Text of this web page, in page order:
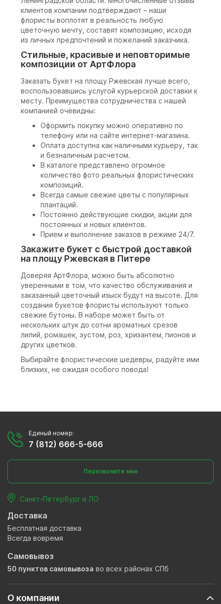
клиентов компании подтверждают – наши
флористы воплотят в реальность любую
цветочную мечту, составят композицию, исходя
из личных предпочтений и пожеланий заказчика.
Стильные, красивые и неповторимые
композиции от АртФлора
Заказать букет на площу Ржевская лучше всего,
воспользовавшись услугой курьерской доставки к
месту. Преимущества сотрудничества с нашей
компанией очевидны:
Оформить покупку можно оперативно по
телефону или на сайте интернет-магазина.
Оплата доступна как наличными курьеру, так
и безналичным расчетом.
В каталоге представлено огромное
количество фото реальных флористических
композиций.
Всегда самые свежие цветы с популярных
плантаций.
Постоянно действующие скидки, акции для
постоянных и новых клиентов.
Прием и выполнение заказов в режиме 24/7.
Закажите букет с быстрой доставкой
на площу Ржевская в Питере
Доверяя АртФлора, можно быть абсолютно
уверенными в том, что качество обслуживания и
заказанный цветочный изыск будут на высоте. Для
создания букетов флористы используют только
свежие бутоны. В наборе может быть от
нескольких штук до сотни ароматных срезов
лилий, ромашек, эустом, роз, хризантем, пионов и
других цветков.
Выбирайте флористические шедевры, радуйте ими
близких, не ожидая особого повода!
О компании
Единый номер:
7 (812) 666-5-666
Перезвоните мне
Санкт-Петербург и ЛО
Доставка
Бесплатная доставка
Всегда вовремя
Самовывоз
50 пунктов самовывоза во всех районах СПб